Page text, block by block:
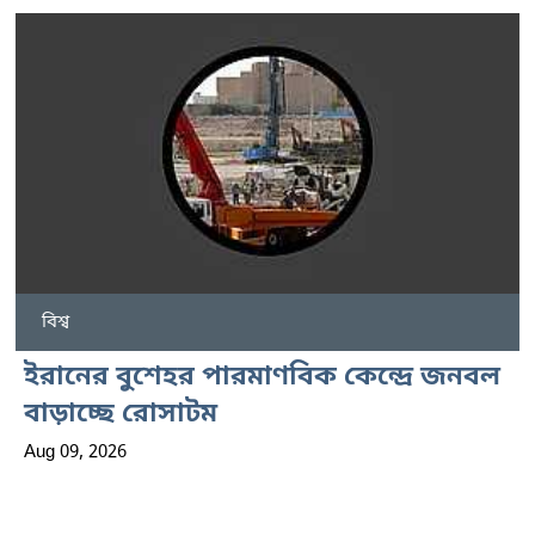
বিশ্ব
ইরানের বুশেহর পারমাণবিক কেন্দ্রে জনবল
বাড়াচ্ছে রোসাটম
Aug 09, 2026